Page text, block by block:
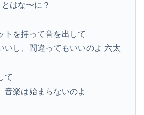
はな〜に？
トを持って音を出して
いし、間違ってもいいのよ 六太
て
音楽は始まらないのよ